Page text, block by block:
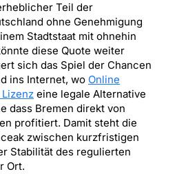
Teil der
ohne Genehmigung
Stadtstaat mit ohnehin
diese Quote weiter
sich das Spiel der Chancen
ins Internet, wo Online
eine legale Alternative
dass Bremen direkt von
profitiert. Damit steht die
zwischen kurzfristigen
Stabilität des regulierten
Ort.